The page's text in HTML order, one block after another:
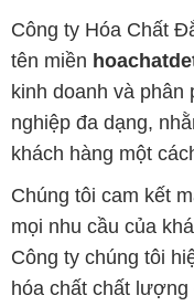
Công ty Hóa Chất
tên miền
kinh doanh và phân
nghiệp đa dạng,
khách hàng một
Chúng tôi cam kết
mọi nhu cầu của
Công ty chúng tôi
hóa chất chất